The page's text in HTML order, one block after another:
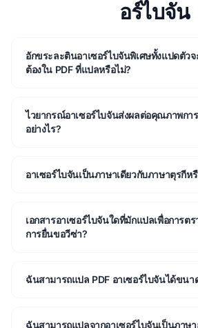
อร์ไบจัน
อักขระละตินอาเซอร์ไบจันพิเศษทั้งแปดตัว
ต้องใน PDF ที่แปลหรือไม่?
ไวยากรณ์อาเซอร์ไบจันส่งผลต่อคุณภาพกา
อย่างไร?
อาเซอร์ไบจันเป็นภาษาเดียวกับภาษาตุรกีห
เอกสารอาเซอร์ไบจันใดที่มักแปลเพื่อการต
การยื่นขอวีซ่า?
ฉันสามารถแปล PDF อาเซอร์ไบจันได้ขน
ฉันสามารถแปลจากอาเซอร์ไบจันเป็นภาษ